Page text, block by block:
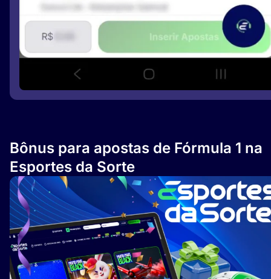
Bônus para apostas de Fórmula 1 na
Esportes da Sorte